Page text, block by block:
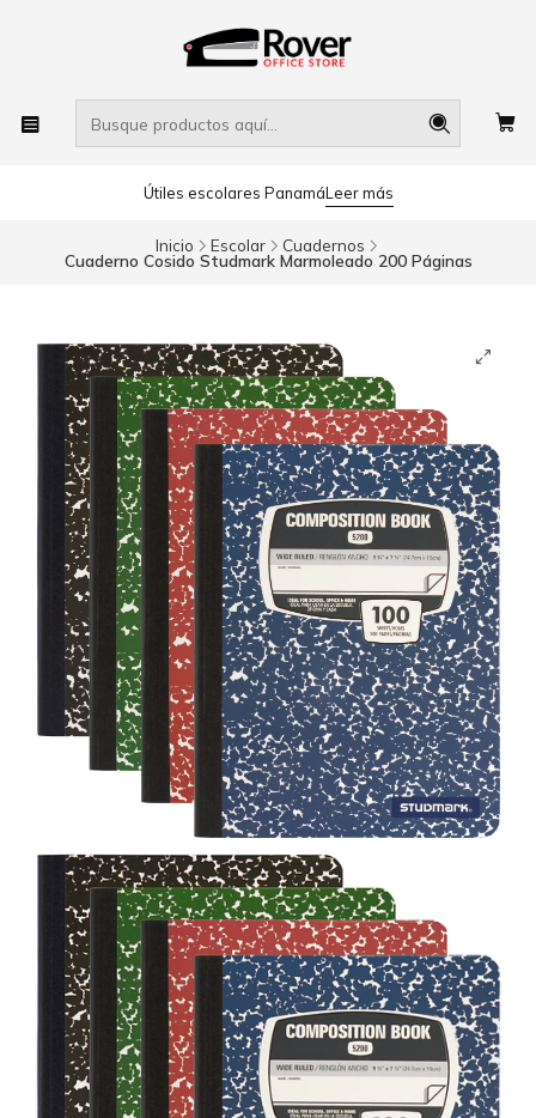
Útiles escolares PanamáLeer más
Inicio Escolar Cuadernos
Cuaderno Cosido Studmark Marmoleado 200 Páginas